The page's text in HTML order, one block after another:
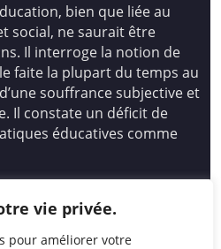
vie privée.
pour améliorer votre
bien que liée au
social, ne saurait être
Il interroge la notion de
faite la plupart du temps au
souffrance subjective et
Il constate un déficit de
éducatives comme
Ivry Sur Seine